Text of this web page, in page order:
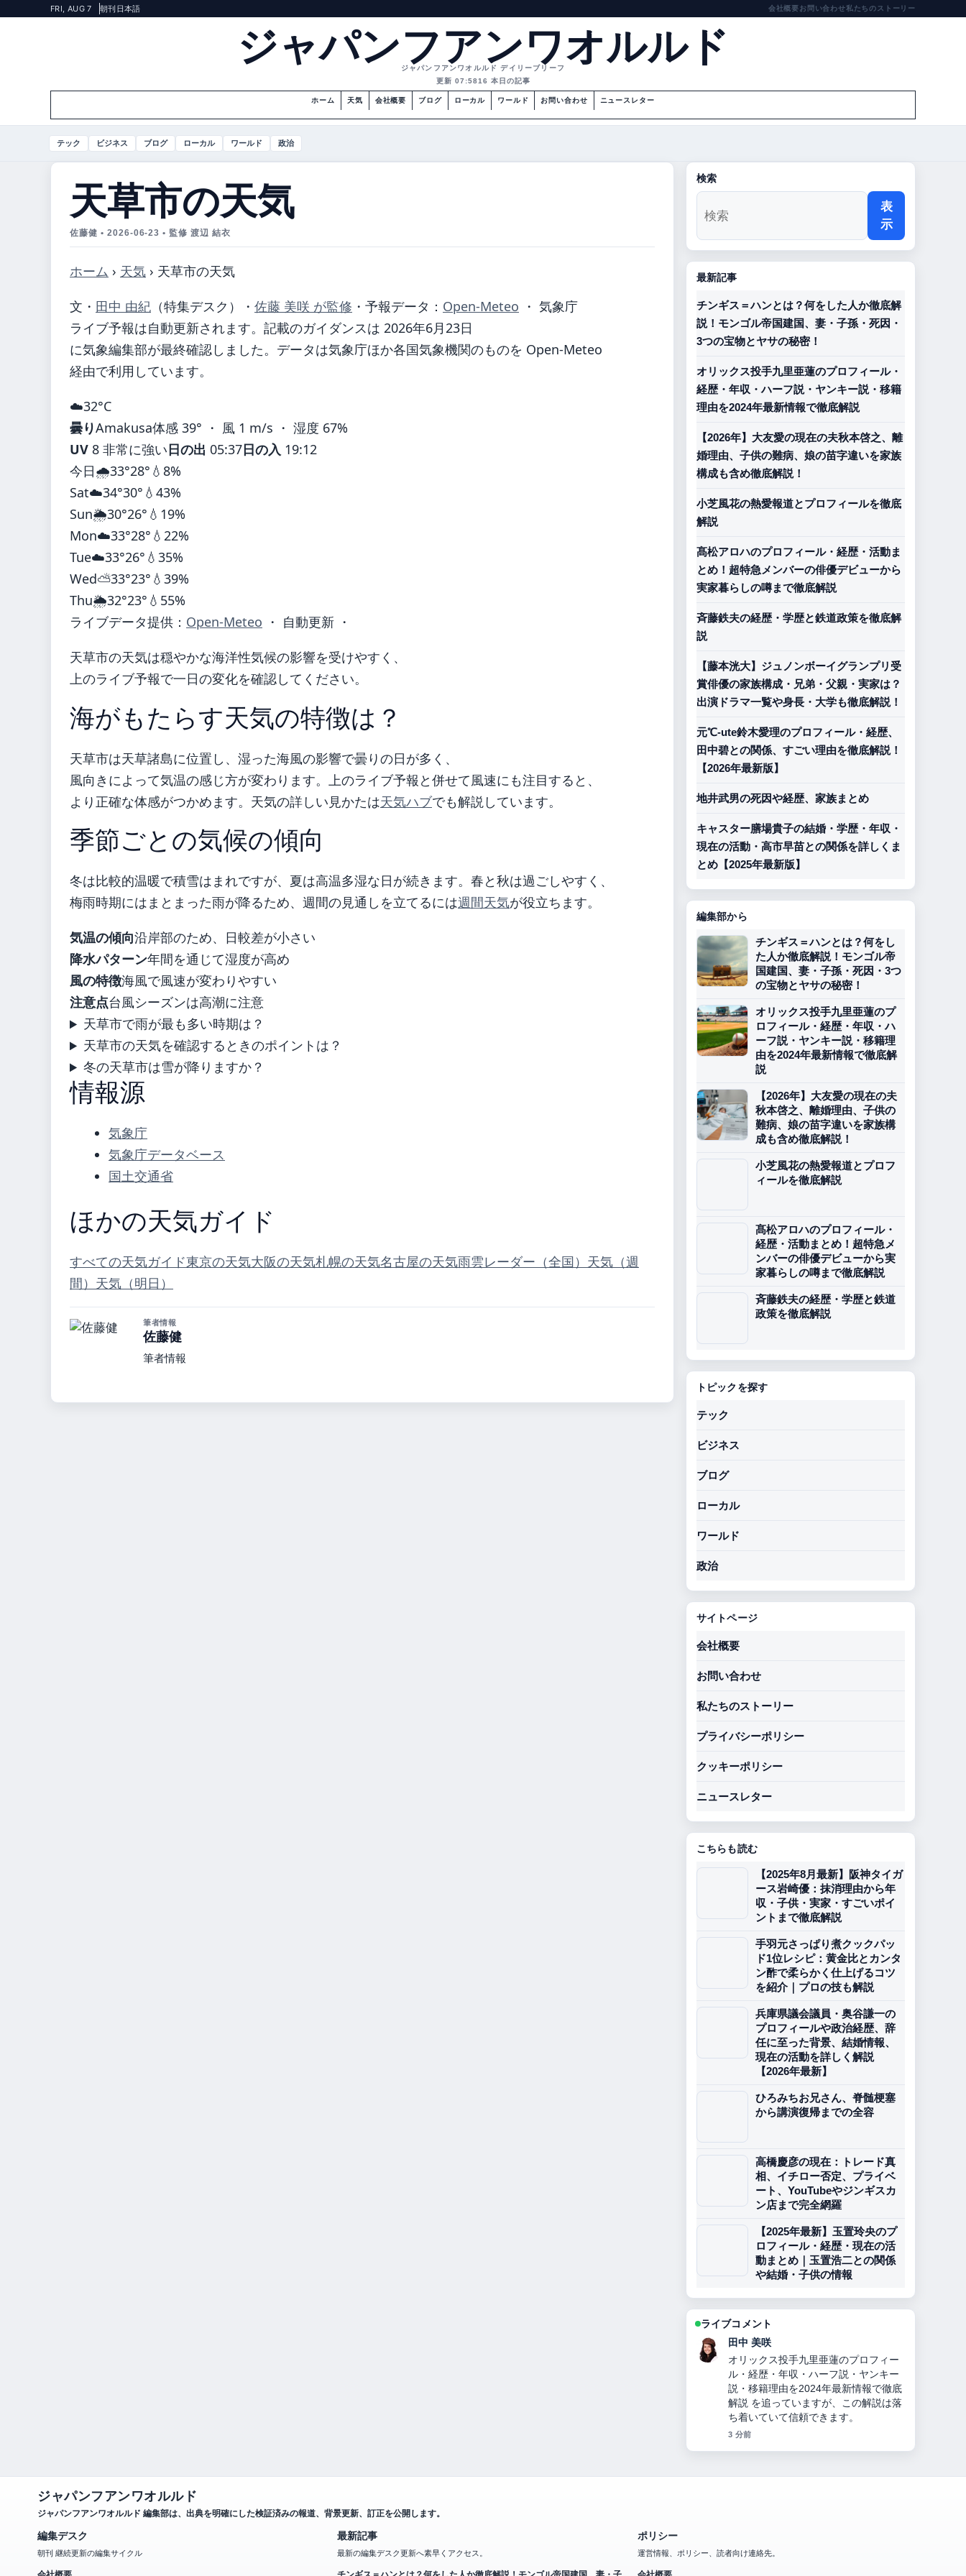
FRI, AUG 7 朝刊 日本語 会社概要お問い合わせ私たちのストーリー
ジャパンフアンワオルルド
ジャパンフアンワオルルド デイリーブリーフ
更新 07:5816 本日の記事
ホーム 天気 会社概要 ブログ ローカル ワールド お問い合わせ ニュースレター
テック ビジネス ブログ ローカル ワールド 政治
天草市の天気
佐藤健 • 2026-06-23 • 監修 渡辺 結衣
ホーム › 天気 › 天草市の天気
文・ 田中 由紀 （特集デスク） ・ 佐藤 美咲 が監修 ・ 予報データ： Open-Meteo ・ 気象庁
ライブ予報は自動更新されます。記載のガイダンスは 2026年6月23日
に気象編集部が最終確認しました。データは気象庁ほか各国気象機関のものを Open-Meteo
経由で利用しています。
☁️32°C
曇りAmakusa体感 39° ・ 風 1 m/s ・ 湿度 67%
UV 8 非常に強い日の出 05:37日の入 19:12
今日🌧️33°28° 💧8%
Sat☁️34°30° 💧43%
Sun🌦️30°26° 💧19%
Mon☁️33°28° 💧22%
Tue☁️33°26° 💧35%
Wed⛅33°23° 💧39%
Thu🌦️32°23° 💧55%
ライブデータ提供： Open-Meteo ・ 自動更新 ・
天草市の天気は穏やかな海洋性気候の影響を受けやすく、
上のライブ予報で一日の変化を確認してください。
海がもたらす天気の特徴は？
天草市は天草諸島に位置し、湿った海風の影響で曇りの日が多く、
風向きによって気温の感じ方が変わります。上のライブ予報と併せて風速にも注目すると、
より正確な体感がつかめます。天気の詳しい見かたは天気ハブでも解説しています。
季節ごとの気候の傾向
冬は比較的温暖で積雪はまれですが、夏は高温多湿な日が続きます。春と秋は過ごしやすく、
梅雨時期にはまとまった雨が降るため、週間の見通しを立てるには週間天気が役立ちます。
気温の傾向沿岸部のため、日較差が小さい
降水パターン年間を通じて湿度が高め
風の特徴海風で風速が変わりやすい
注意点台風シーズンは高潮に注意
天草市で雨が最も多い時期は？
天草市の天気を確認するときのポイントは？
冬の天草市は雪が降りますか？
情報源
気象庁
気象庁データベース
国土交通省
ほかの天気ガイド
すべての天気ガイド東京の天気大阪の天気札幌の天気名古屋の天気雨雲レーダー（全国） 天気（週
間） 天気（明日）
筆者情報
佐藤健
筆者情報
検索
表
示
最新記事
チンギス＝ハンとは？何をした人か徹底解
説！モンゴル帝国建国、妻・子孫・死因・
3つの宝物とヤサの秘密！
オリックス投手九里亜蓮のプロフィール・
経歴・年収・ハーフ説・ヤンキー説・移籍
理由を2024年最新情報で徹底解説
【2026年】大友愛の現在の夫秋本啓之、離
婚理由、子供の難病、娘の苗字違いを家族
構成も含め徹底解説！
小芝風花の熱愛報道とプロフィールを徹底
解説
髙松アロハのプロフィール・経歴・活動ま
とめ！超特急メンバーの俳優デビューから
実家暮らしの噂まで徹底解説
斉藤鉄夫の経歴・学歴と鉄道政策を徹底解
説
【藤本洸大】ジュノンボーイグランプリ受
賞俳優の家族構成・兄弟・父親・実家は？
出演ドラマ一覧や身長・大学も徹底解説！
元℃-ute鈴木愛理のプロフィール・経歴、
田中碧との関係、すごい理由を徹底解説！
【2026年最新版】
地井武男の死因や経歴、家族まとめ
キャスター膳場貴子の結婚・学歴・年収・
現在の活動・高市早苗との関係を詳しくま
とめ【2025年最新版】
編集部から
チンギス＝ハンとは？何をし
た人か徹底解説！モンゴル帝
国建国、妻・子孫・死因・3つ
の宝物とヤサの秘密！
オリックス投手九里亜蓮のプ
ロフィール・経歴・年収・ハ
ーフ説・ヤンキー説・移籍理
由を2024年最新情報で徹底解
説
【2026年】大友愛の現在の夫
秋本啓之、離婚理由、子供の
難病、娘の苗字違いを家族構
成も含め徹底解説！
小芝風花の熱愛報道とプロフ
ィールを徹底解説
髙松アロハのプロフィール・
経歴・活動まとめ！超特急メ
ンバーの俳優デビューから実
家暮らしの噂まで徹底解説
斉藤鉄夫の経歴・学歴と鉄道
政策を徹底解説
トピックを探す
テック
ビジネス
ブログ
ローカル
ワールド
政治
サイトページ
会社概要
お問い合わせ
私たちのストーリー
プライバシーポリシー
クッキーポリシー
ニュースレター
こちらも読む
【2025年8月最新】阪神タイガ
ース岩崎優：抹消理由から年
収・子供・実家・すごいポイ
ントまで徹底解説
手羽元さっぱり煮クックパッ
ド1位レシピ：黄金比とカンタ
ン酢で柔らかく仕上げるコツ
を紹介｜プロの技も解説
兵庫県議会議員・奥谷謙一の
プロフィールや政治経歴、辞
任に至った背景、結婚情報、
現在の活動を詳しく解説
【2026年最新】
ひろみちお兄さん、脊髄梗塞
から講演復帰までの全容
高橋慶彦の現在：トレード真
相、イチロー否定、プライベ
ート、YouTubeやジンギスカ
ン店まで完全網羅
【2025年最新】玉置玲央のプ
ロフィール・経歴・現在の活
動まとめ｜玉置浩二との関係
や結婚・子供の情報
ライブコメント
中村 悠斗
【2026年】大友愛の現在の夫秋本啓
之、離婚理由、子供の難病、娘の苗字
違いを家族構成も含め徹底解説！ の背
景説明が助かります。ライブ更新を続
けてください。
5 分前
ジャパンフアンワオルルド
ジャパンフアンワオルルド 編集部は、出典を明確にした検証済みの報道、背景更新、訂正を公開します。
編集デスク
朝刊 継続更新の編集サイクル
最新記事
最新の編集デスク更新へ素早くアクセス。
ポリシー
運営情報、ポリシー、読者向け連絡先。